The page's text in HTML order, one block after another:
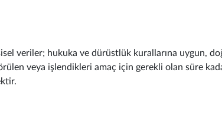
veriler; hukuka ve dürüstlük kurallarına uygun,
veya işlendikleri amaç için gerekli olan süre